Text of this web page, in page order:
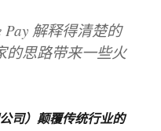
解释得清楚的
的思路带来一些火
司）颠覆传统行业的